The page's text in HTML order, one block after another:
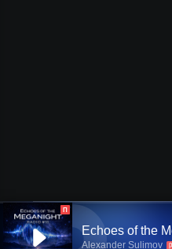
П
Echoes of the
Alexander Sulimov